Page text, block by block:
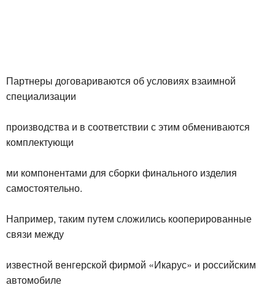
Партнеры договариваются об условиях взаимной
специализации
производства и в соответствии с этим обмениваются
комплектующи
ми компонентами для сборки финального изделия
самостоятельно.
Например, таким путем сложились кооперированные
связи между
известной венгерской фирмой «Икарус» и российским
автомобиле